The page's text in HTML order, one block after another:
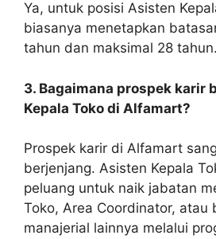
Ya, untuk posisi Asisten
biasanya menetapkan
tahun dan maksimal 28 tahun.
3. Bagaimana prospek karir
Kepala Toko di Alfamart?
Prospek karir di Alfamart
berjenjang. Asisten Kepala
peluang untuk naik jabatan
Toko, Area Coordinator, atau
manajerial lainnya melalui